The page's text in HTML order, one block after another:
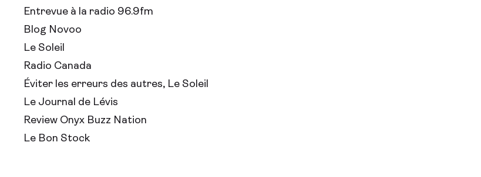
Entrevue à la radio 96.9fm
Blog Novoo
Le Soleil
Radio Canada
Éviter les erreurs des autres, Le Soleil
Le Journal de Lévis
Review Onyx Buzz Nation
Le Bon Stock